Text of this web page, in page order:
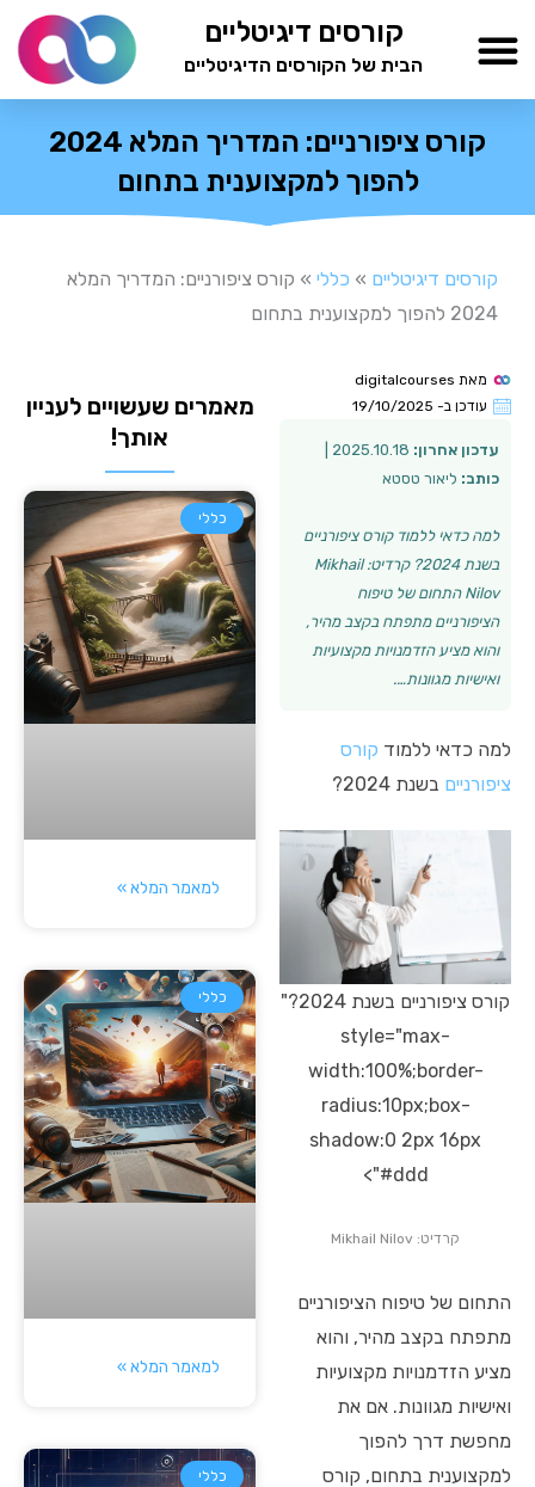
לתוכן
קורסים דיגיטליים
הבית של הקורסים הדיגיטליים
קורס ציפורניים: המדריך המלא 2024
להפוך למקצוענית בתחום
קורסים דיגיטליים » כללי » קורס ציפורניים: המדריך המלא
2024 להפוך למקצוענית בתחום
מאת
עודכן ב- 19/10/2025
עדכון אחרון:
כותב: ליאור טסטא
למה כדאי ללמוד קורס ציפורניים
בשנת 2024? קרדיט: Mikhail
Nilov התחום של טיפוח
הציפורניים מתפתח בקצב מהיר,
והוא מציע הזדמנויות מקצועיות
ואישיות מגוונות….
למה כדאי ללמוד קורס
ציפורניים בשנת 2024?
קורס ציפורניים בשנת 2024?"
style="max-
width:100%;border-
radius:10px;box-
shadow:0 2px 16px
#ddd">
קרדיט: Mikhail Nilov
התחום של טיפוח הציפורניים
מתפתח בקצב מהיר, והוא
מציע הזדמנויות מקצועיות
ואישיות מגוונות. אם את
מחפשת דרך להפוך
למקצוענית בתחום, קורס
מאמרים שעשויים לעניין
אותך!
כללי
למאמר המלא »
כללי
למאמר המלא »
כללי